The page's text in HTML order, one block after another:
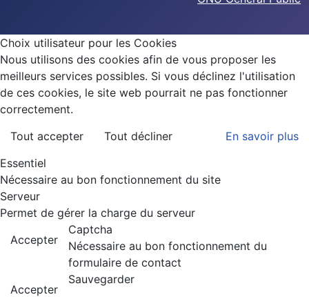
Choix utilisateur pour les Cookies
Nous utilisons des cookies afin de vous proposer les
meilleurs services possibles. Si vous déclinez l'utilisation
de ces cookies, le site web pourrait ne pas fonctionner
correctement.
Tout accepter
Tout décliner
En savoir plus
Essentiel
Nécessaire au bon fonctionnement du site
Serveur
Permet de gérer la charge du serveur
Accepter
Captcha
Nécessaire au bon fonctionnement du
formulaire de contact
Accepter
Sauvegarder